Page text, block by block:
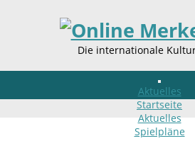
Die internationale
Aktuelles
Startseite
Aktuelles
Spielpläne